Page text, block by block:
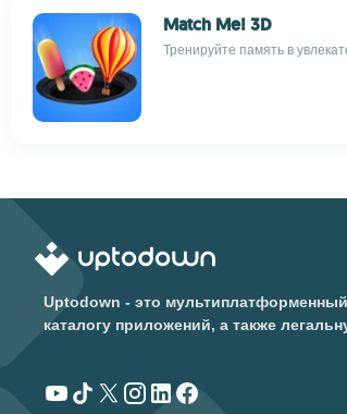
Match Me! 3D
Тренируйте память в
Uptodown - это
каталогу приложений, а также